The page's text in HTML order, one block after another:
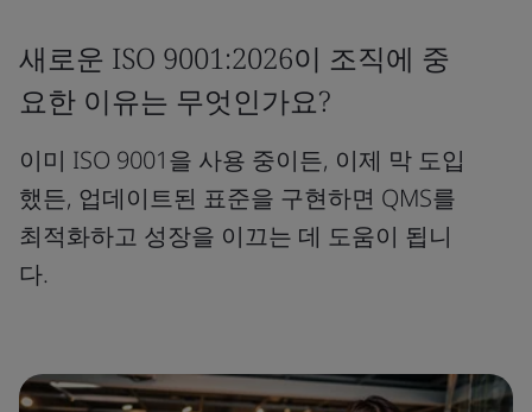
새로운 ISO 9001:2026이 조직에 중
요한 이유는 무엇인가요?
이미 ISO 9001을 사용 중이든, 이제 막 도입
했든, 업데이트된 표준을 구현하면 QMS를
최적화하고 성장을 이끄는 데 도움이 됩니
다.